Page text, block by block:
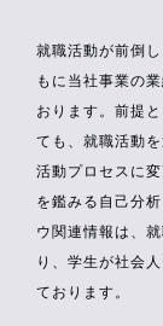
就職活動が前倒
もに当社事業の
おります。前提
ても、就職活動
活動プロセスに
を鑑みる自己分
ウ関連情報は、
り、学生が社会
ております。